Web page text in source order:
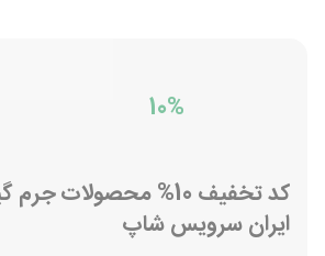
10%
کد تخفیف 10% محصولات
ایران سرویس شاپ